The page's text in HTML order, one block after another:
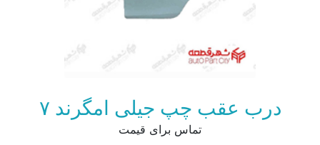
درب عقب چپ جیلی امگرند ۷
تماس برای قیمت